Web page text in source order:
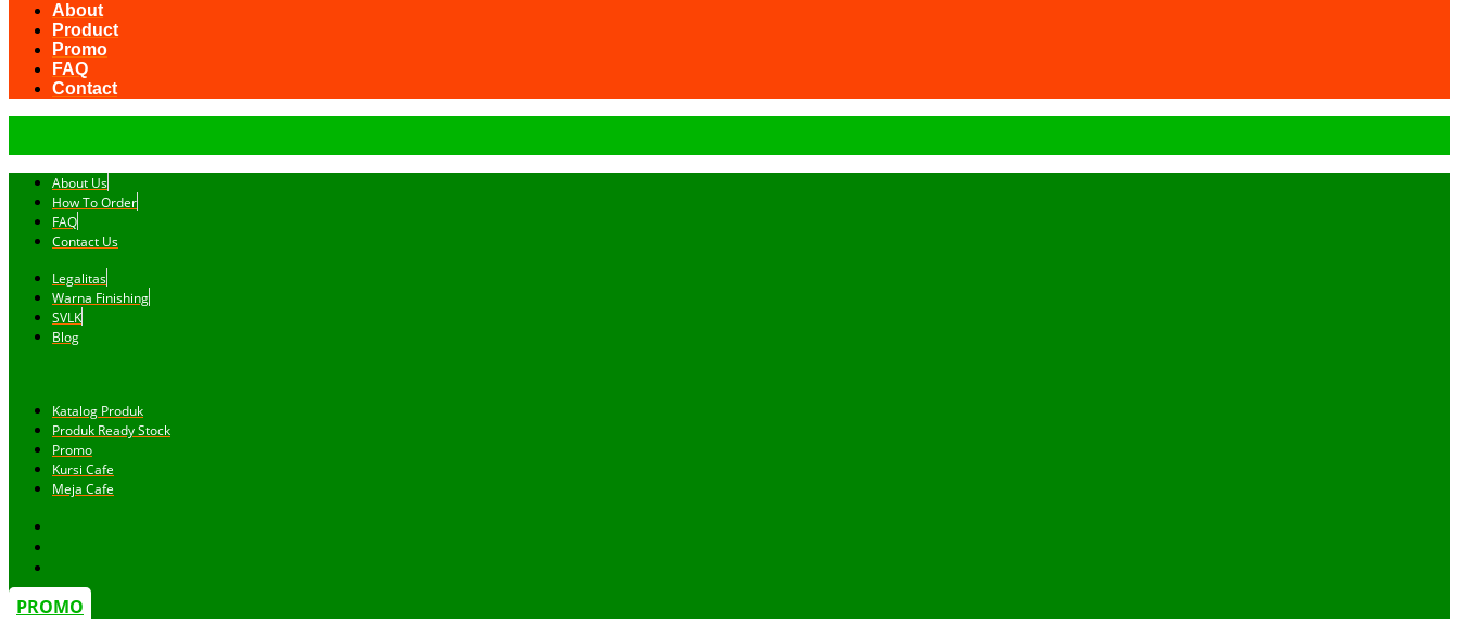
About
Product
Promo
FAQ
Contact
About Us
How To Order
FAQ
Contact Us
Legalitas
Warna Finishing
SVLK
Blog
Katalog Produk
Produk Ready Stock
Promo
Kursi Cafe
Meja Cafe
PROMO